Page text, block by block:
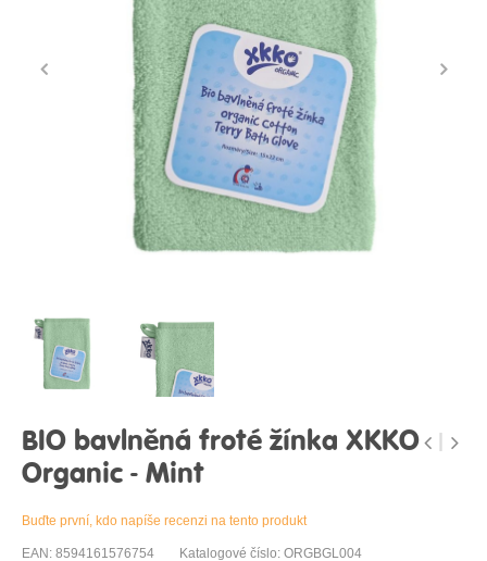
BIO bavlněná froté žínka XKKO
Organic - Mint
Buďte první, kdo napíše recenzi na tento produkt
EAN: 8594161576754
Katalogové číslo: ORGBGL004